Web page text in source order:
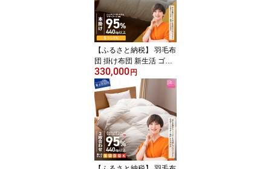
5％ お任せカバー付き 布
団カバー 寝具 布団 国産
ダウンケット 【甲州羽毛
ふとん】 セット ベッド
【ふるさと納税】 羽毛布
団 掛け布団 新生活 ゴー
ルドラベル シングル 日
本製 本掛け ホワイト ハ
ンガリープレミアムマザ
ーグースダウン95％ 超
長綿 お任せカバー付き
布団カバー 寝具 セット
国産 ベッド 暖かい 回収
キット付き 【甲州羽毛ふ
とん】
330,000 円